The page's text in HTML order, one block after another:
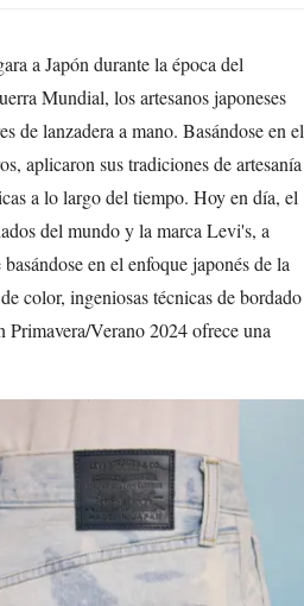
a Japón durante la época del
Mundial, los artesanos japoneses
de lanzadera a mano. Basándose en el
aplicaron sus tradiciones de artesanía
a lo largo del tiempo. Hoy en día, el
del mundo y la marca Levi's, a
en el enfoque japonés de la
color, ingeniosas técnicas de bordado
Primavera/Verano 2024 ofrece una